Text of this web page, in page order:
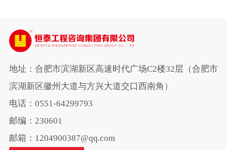
地址：合肥市滨湖新区高速时代广场C2楼32层（合肥市
滨湖新区徽州大道与方兴大道交口西南角）
电话：0551-64299793
邮编：230601
邮箱：1204900387@qq.com